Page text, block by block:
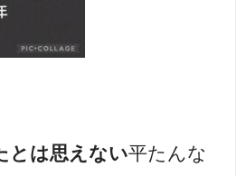
とは思えない平たんな